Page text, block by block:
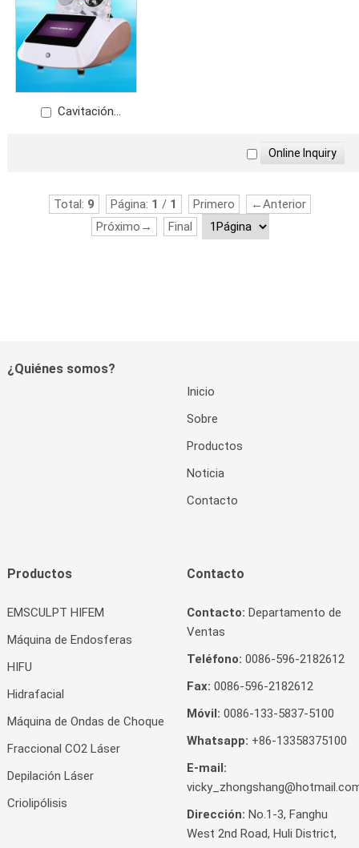
Cavitación
Total: 9 Página: 1 / 1 Primero
←Anterior
Próximo→
Final
¿Quiénes somos?
Inicio
Sobre
Productos
Noticia
Contacto
Productos
EMSCULPT HIFEM
Máquina de Endosferas
HIFU
Hidrafacial
Máquina de Ondas de Choque
Fraccional CO2 Láser
Depilación Láser
Criolipólisis
Contacto
Contacto: Departamento de
Ventas
Teléfono: 0086-596-2182612
Fax: 0086-596-2182612
Móvil: 0086-133-5837-5100
Whatsapp: +86-13358375100
E-mail:
Dirección: No.1-3, Fanghu
West 2nd Road, Huli District,